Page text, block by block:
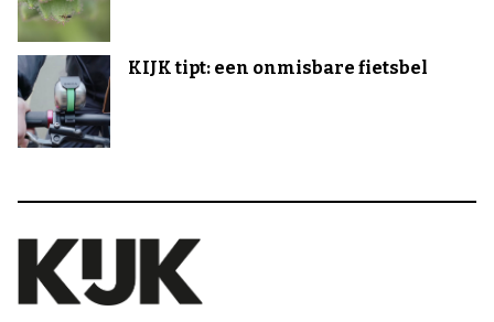
KIJK tipt: een onmisbare fietsbel